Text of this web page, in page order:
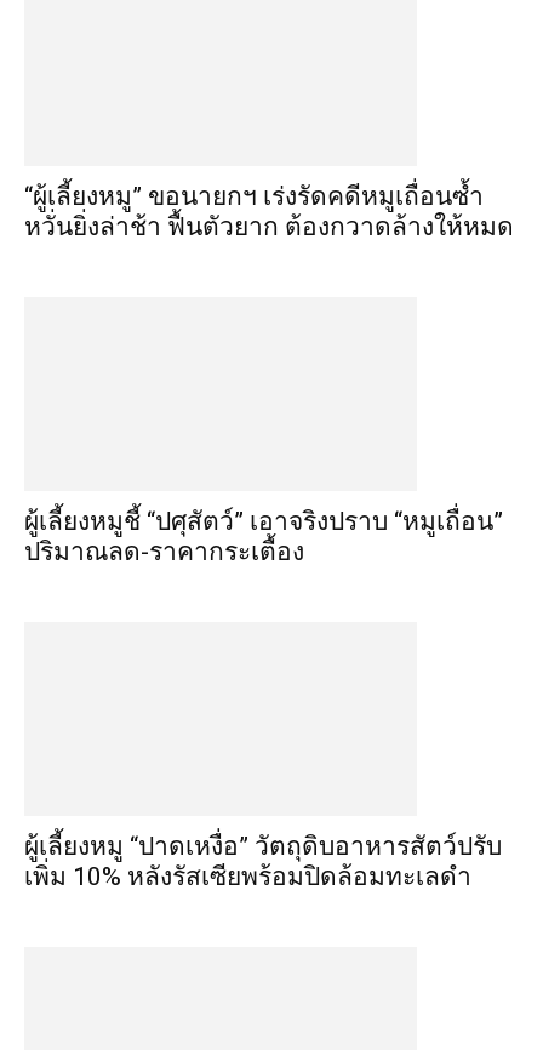
“ผู้เลี้ยงหมู” ขอนายกฯ เร่งรัดคดีหมูเถื่อนซ้ำ
หวั่นยิ่งล่าช้า ฟื้นตัวยาก ต้องกวาดล้างให้หมด
ผู้เลี้ยงหมูชี้ “ปศุสัตว์” เอาจริงปราบ “หมูเถื่อน”
ปริมาณลด-ราคากระเตื้อง
ผู้เลี้ยงหมู “ปาดเหงื่อ” วัตถุดิบอาหารสัตว์ปรับ
เพิ่ม 10% หลังรัสเซียพร้อมปิดล้อมทะเลดำ